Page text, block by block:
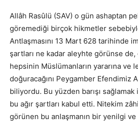
Allâh Rasûlü (SAV) o gün ashaptan
göremediği birçok hikmetler
Antlaşmasını 13 Mart 628 tarihinde
şartları ne kadar aleyhte görünse
hepsinin Müslümanların yararına ve
doğuracağını Peygamber Efendimiz
biliyordu. Bu yüzden barışı
bu ağır şartları kabul etti. Nitekim
görünen bu anlaşmanın bir yenilgi ve